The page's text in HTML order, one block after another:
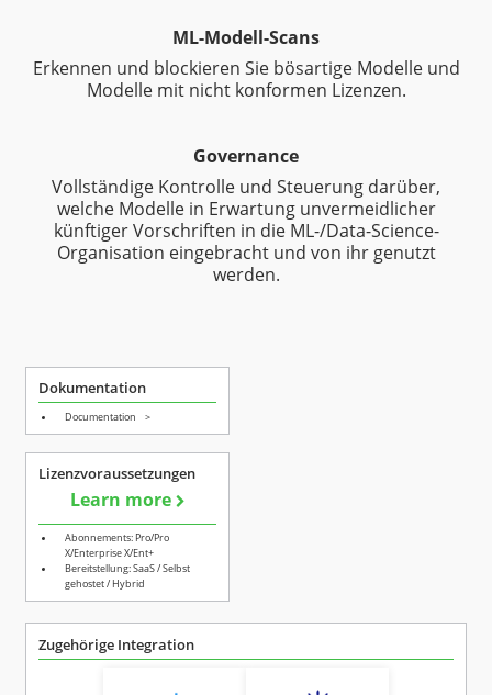
ML-Modell-Scans
Erkennen und blockieren Sie bösartige Modelle und
Modelle mit nicht konformen Lizenzen.
Governance
Vollständige Kontrolle und Steuerung darüber,
welche Modelle in Erwartung unvermeidlicher
künftiger Vorschriften in die ML-/Data-Science-
Organisation eingebracht und von ihr genutzt
werden.
Dokumentation
Documentation >
Lizenzvoraussetzungen
Learn more
Abonnements: Pro/Pro
X/Enterprise X/Ent+
Bereitstellung: SaaS / Selbst
gehostet / Hybrid
Zugehörige Integration